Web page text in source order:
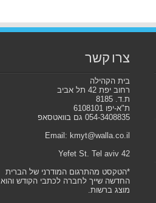
צרו קשר
בית הקהילה
רחוב יפת 42 תל אביב
ת.ד. 8185
ת"א-יפו 6108101
054-3408835 גם בוואטסאפ
Email: kmyt@walla.co.il
42 Yefet St. Tel aviv
*הטקסט מהתרגום המודרני של הברית
החדשה שייך לחברה לכתבי הקודש והוא
מוצג ברשות.